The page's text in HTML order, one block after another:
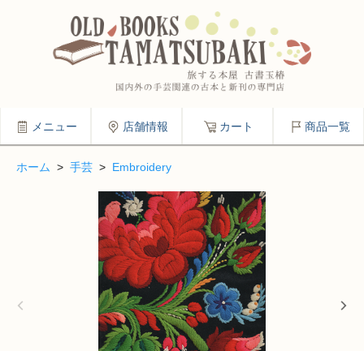
メニュー 店舗情報 カート 商品一覧
ホーム > 手芸 > Embroidery